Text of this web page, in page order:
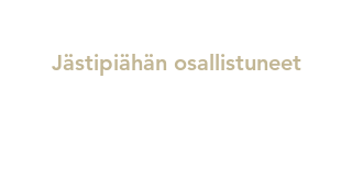
Jästipiähän osallistuneet